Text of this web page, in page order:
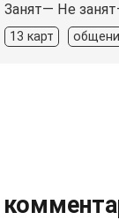
Занят— Не
13 карт